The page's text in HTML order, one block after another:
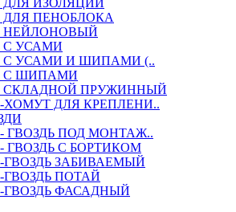
ДЛЯ ИЗОЛЯЦИИ
ДЛЯ ПЕНОБЛОКА
НЕЙЛОНОВЫЙ
С УСАМИ
С УСАМИ И ШИПАМИ (..
С ШИПАМИ
СКЛАДНОЙ ПРУЖИННЫЙ
ХОМУТ ДЛЯ КРЕПЛЕНИ..
ГВОЗДЬ ПОД МОНТАЖ..
ГВОЗДЬ С БОРТИКОМ
ГВОЗДЬ ЗАБИВАЕМЫЙ
ПОТАЙ
ГВОЗДЬ ФАСАДНЫЙ